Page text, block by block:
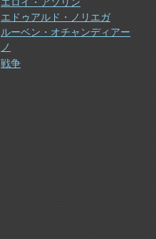
エロイ・アソリン
エドゥアルド・ノリエガ
ルーベン・オチャンディアー
ノ
戦争